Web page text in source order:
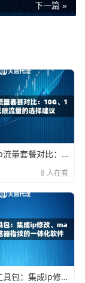
你
戏App依然保持
为这些设置权
的网络请求，
活性极高，可
的工具以及代
是保证体验的
下一篇 »
动态代理ip流量套餐对比：10G、100G、无限流量的选择建议
8 人在看
改ip地址工具包：集成ip修改、mac伪装、浏览器指纹的一体化软件